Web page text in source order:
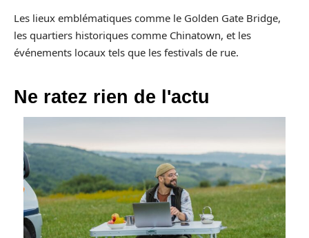
Les lieux emblématiques comme le Golden Gate Bridge,
les quartiers historiques comme Chinatown, et les
événements locaux tels que les festivals de rue.
Ne ratez rien de l'actu